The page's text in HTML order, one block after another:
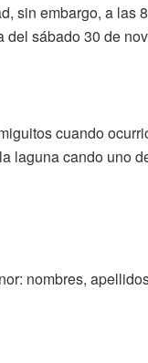
sin embargo, a
sábado 30 de
cuando
laguna cando uno
nombres,